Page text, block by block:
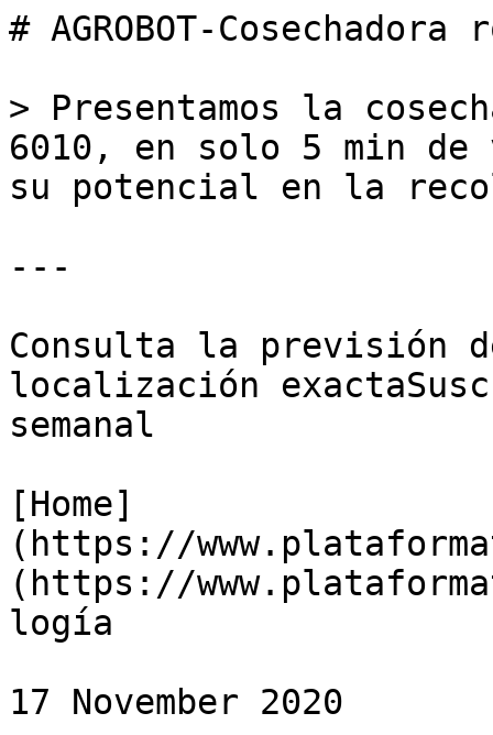
# AGROBOT-
> Presentamos la
6010, en solo 5 min de
su potencial en la
---
Consulta la previsión
localización
semanal
[Home]
(https://
(https://
logía
17 November 2020